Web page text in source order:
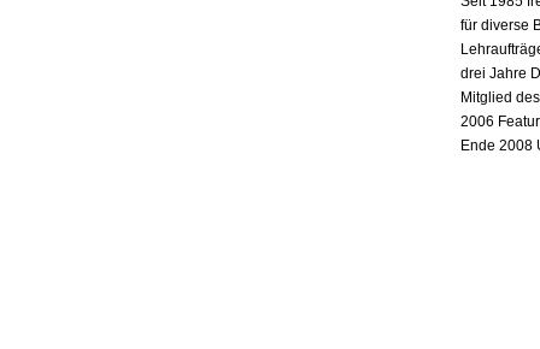
für diverse
drei Jahre
Mitglied
2006
Ende 2008